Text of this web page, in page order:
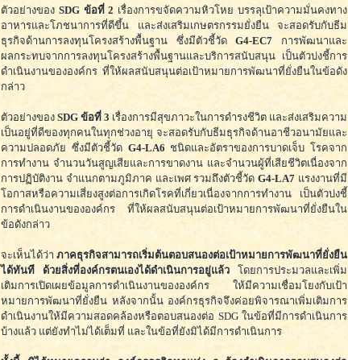
ตัวอย่างของ SDG ข้อที่ 2 เรื่องการขจัดความหิวโหย บรรลุเป้าความมั่นคงทาง
อาหารและโภชนาการที่ดีขึ้น และส่งเสริมเกษตรกรรมยั่งยืน จะสอดรับกับธีม
ธุรกิจด้านการลงทุนโครงสร้างพื้นฐาน ซึ่งมีตัวชี้วัดG4-EC7 การพัฒนาและ
ผลกระทบจากการลงทุนโครงสร้างพื้นฐานและบริการสนับสนุน เป็นตัวบ่งชี้การ
ดำเนินงานขององค์กร ที่ให้ผลสนับสนุนต่อเป้าหมายการพัฒนาที่ยั่งยืนในข้อดัง
กล่าว
ตัวอย่างของ SDG ข้อที่ 3 เรื่องการมีสุขภาวะในการดำรงชีวิต และส่งเสริมความ
เป็นอยู่ที่ดีของทุกคนในทุกช่วงอายุ จะสอดรับกับธีมธุรกิจด้านอาชีวอนามัยและ
ความปลอดภัย ซึ่งมีตัวชี้วัด G4-LA6 ชนิดและอัตราของการบาดเจ็บ โรคจาก
การทำงาน จำนวนวันสูญเสียและการขาดงาน และจำนวนผู้ที่เสียชีวิตเนื่องจาก
การปฏิบัติงาน จำแนกตามภูมิภาค และเพศ รวมถึงตัวชี้วัดG4-LA7 แรงงานที่มี
โอกาสหรือความเสี่ยงสูงต่อการเกิดโรคที่เกี่ยวเนื่องจากการทำงาน เป็นตัวบ่งชี้
การดำเนินงานขององค์กร ที่ให้ผลสนับสนุนต่อเป้าหมายการพัฒนาที่ยั่งยืนใน
ข้อดังกล่าว
จะเห็นได้ว่า ภาคธุรกิจสามารถเริ่มต้นตอบสนองต่อเป้าหมายการพัฒนาที่ยั่งยืน
ได้ทันที ด้วยสิ่งที่องค์กรตนเองได้ดำเนินการอยู่แล้ว โดยการประมวลและเพิ่ม
เติมการเปิดเผยข้อมูลการดำเนินงานขององค์กร ให้มีความเชื่อมโยงกับเป้า
หมายการพัฒนาที่ยั่งยืน หลังจากนั้น องค์กรธุรกิจจึงค่อยพิจารณาเพิ่มเติมการ
ดำเนินงานให้มีความสอดคล้องหรือตอบสนองต่อ SDG ในข้อที่มีการดำเนินการ
บ้างแล้ว แต่ยังทำไม่ได้เต็มที่ และในข้อที่ยังมิได้มีการดำเนินการ